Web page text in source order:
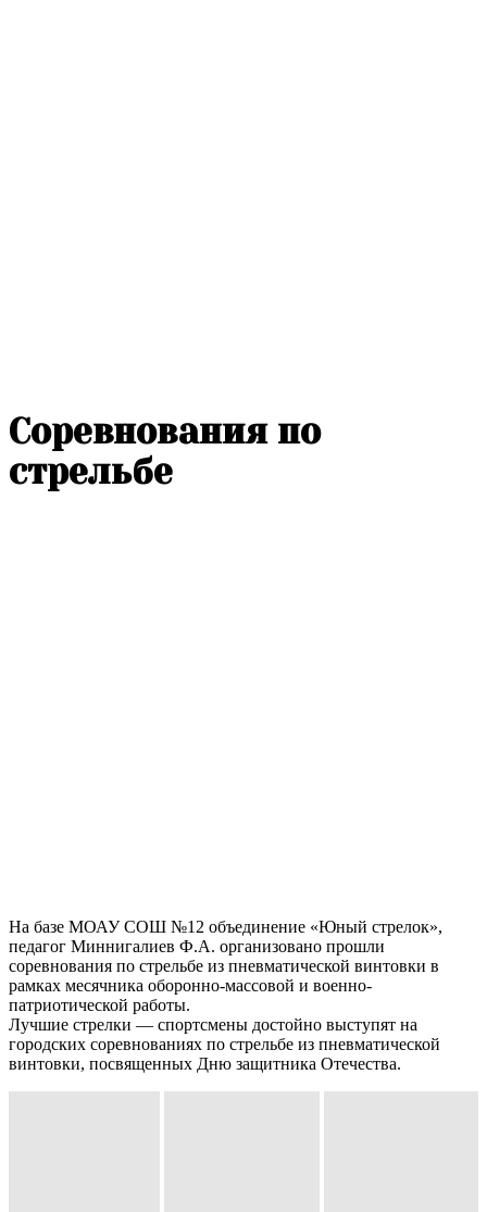
Соревнования по
стрельбе
На базе МОАУ СОШ №12 объединение «Юный стрелок»,
педагог Миннигалиев Ф.А. организовано прошли
соревнования по стрельбе из пневматической винтовки в
рамках месячника оборонно-массовой и военно-
патриотической работы.
Лучшие стрелки — спортсмены достойно выступят на
городских соревнованиях по стрельбе из пневматической
винтовки, посвященных Дню защитника Отечества.